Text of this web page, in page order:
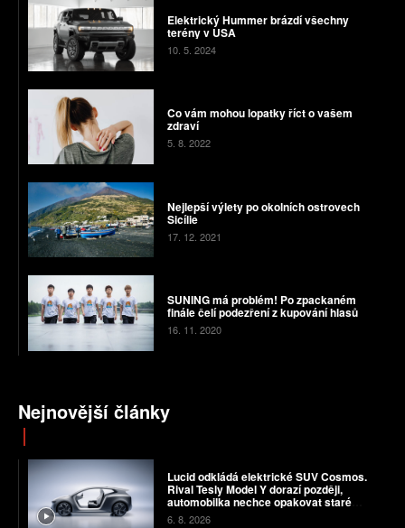
Elektrický Hummer brázdí všechny
terény v USA
10. 5. 2024
Co vám mohou lopatky říct o vašem
zdraví
5. 8. 2022
Nejlepší výlety po okolních ostrovech
Sicílie
17. 12. 2021
SUNING má problém! Po zpackaném
finále čelí podezření z kupování hlasů
16. 11. 2020
Nejnovější články
Lucid odkládá elektrické SUV Cosmos.
Rival Tesly Model Y dorazí později,
automobilka nechce opakovat staré
chyby
6. 8. 2026